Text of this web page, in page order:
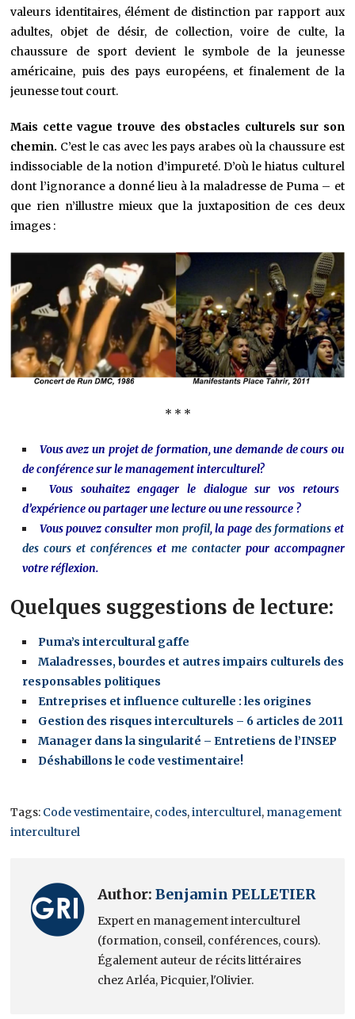
valeurs identitaires, élément de distinction par rapport aux
adultes, objet de désir, de collection, voire de culte, la
chaussure de sport devient le symbole de la jeunesse
américaine, puis des pays européens, et finalement de la
jeunesse tout court.
Mais cette vague trouve des obstacles culturels sur son
chemin. C’est le cas avec les pays arabes où la chaussure est
indissociable de la notion d’impureté. D’où le hiatus culturel
dont l’ignorance a donné lieu à la maladresse de Puma – et
que rien n’illustre mieux que la juxtaposition de ces deux
images :
* * *
Vous avez un projet de formation, une demande de cours ou
de conférence sur le management interculturel?
Vous souhaitez engager le dialogue sur vos retours
d’expérience ou partager une lecture ou une ressource ?
Vous pouvez consulter mon profil, la page des formations et
des cours et conférences et me contacter pour accompagner
votre réflexion.
Quelques suggestions de lecture:
Puma’s intercultural gaffe
Maladresses, bourdes et autres impairs culturels des
responsables politiques
Entreprises et influence culturelle : les origines
Gestion des risques interculturels – 6 articles de 2011
Manager dans la singularité – Entretiens de l’INSEP
Déshabillons le code vestimentaire!
Tags: Code vestimentaire, codes,interculturel, management
interculturel
Author:Benjamin PELLETIER
Expert en management interculturel
(formation, conseil, conférences, cours).
Également auteur de récits littéraires
chez Arléa, Picquier, l'Olivier.